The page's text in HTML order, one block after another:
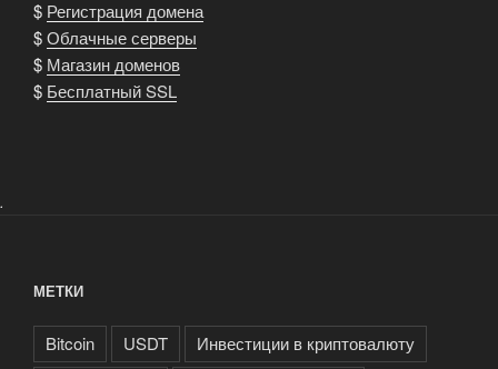
$ Регистрация домена
$Облачные серверы
$ Магазин доменов
$ Бесплатный SSL
.
МЕТКИ
Bitcoin USDT
Инвестиции в криптовалюту